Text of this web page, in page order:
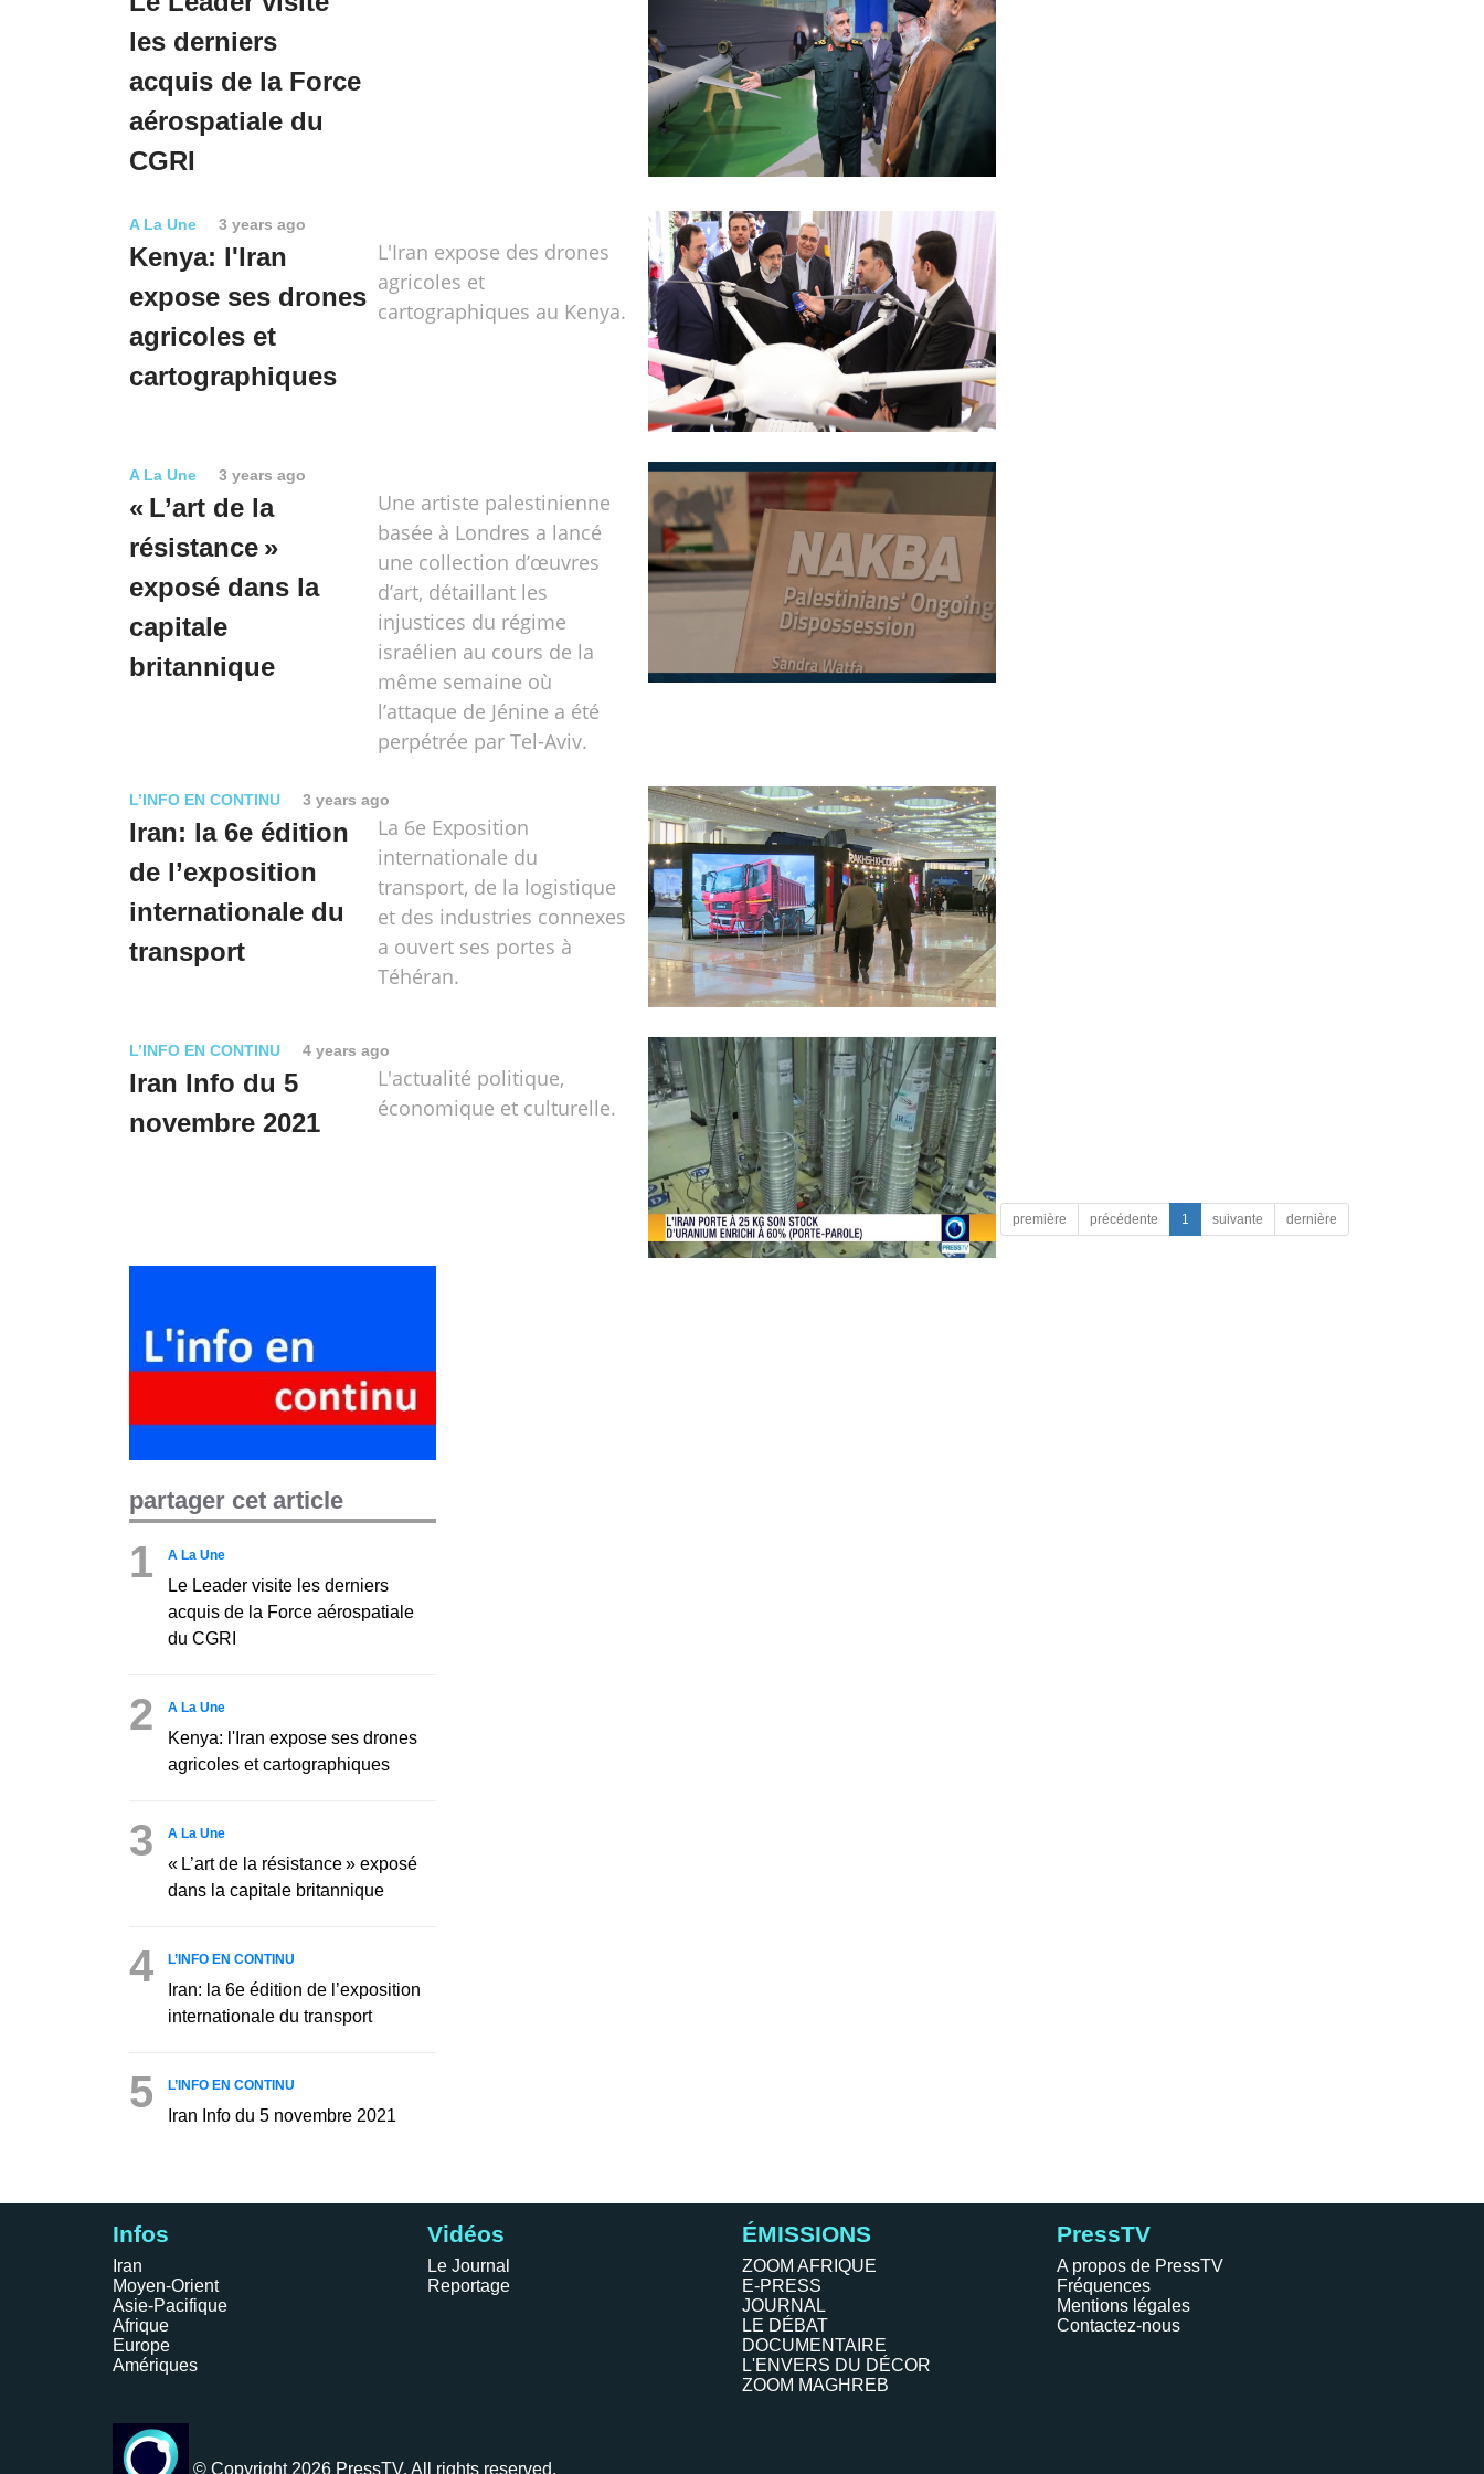
les derniers
acquis de la Force
aérospatiale du
CGRI
A La Une 3 years ago
Kenya: l'Iran
expose ses drones
agricoles et
cartographiques
L'Iran expose des drones
agricoles et
cartographiques au Kenya.
A La Une 3 years ago
« L’art de la
résistance »
exposé dans la
capitale
britannique
Une artiste palestinienne
basée à Londres a lancé
une collection d’œuvres
d’art, détaillant les
injustices du régime
israélien au cours de la
même semaine où
l’attaque de Jénine a été
perpétrée par Tel-Aviv.
L’INFO EN CONTINU 3 years ago
Iran: la 6e édition
de l’exposition
internationale du
transport
La 6e Exposition
internationale du
transport, de la logistique
et des industries connexes
a ouvert ses portes à
Téhéran.
L’INFO EN CONTINU 4 years ago
Iran Info du 5
novembre 2021
L'actualité politique,
économique et culturelle.
première précédente 1 suivante dernière
partager cet article
1 A La Une
Le Leader visite les derniers
acquis de la Force aérospatiale
du CGRI
2 A La Une
Kenya: l'Iran expose ses drones
agricoles et cartographiques
3 A La Une
« L’art de la résistance » exposé
dans la capitale britannique
4 L’INFO EN CONTINU
Iran: la 6e édition de l’exposition
internationale du transport
5 L’INFO EN CONTINU
Iran Info du 5 novembre 2021
Infos
Iran
Moyen-Orient
Asie-Pacifique
Afrique
Europe
Amériques
Vidéos
Le Journal
Reportage
ÉMISSIONS
ZOOM AFRIQUE
E-PRESS
JOURNAL
LE DÉBAT
DOCUMENTAIRE
L'ENVERS DU DÉCOR
ZOOM MAGHREB
PressTV
A propos de PressTV
Fréquences
Mentions légales
Contactez-nous
© Copyright 2026 PressTV. All rights reserved.